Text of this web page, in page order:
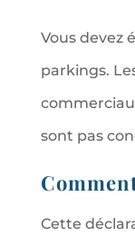
Vous devez
parkings.
sont pas
Cette